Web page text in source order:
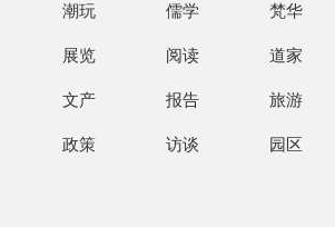
潮玩 儒学 梵华
展览 阅读 道家
文产 报告 旅游
政策 访谈 园区